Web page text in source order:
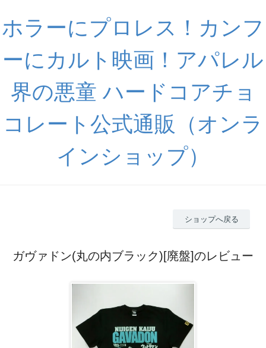
ホラーにプロレス！カンフ
ーにカルト映画！アパレル
界の悪童 ハードコアチョ
コレート公式通販（オンラ
インショップ）
ショップへ戻る
ガヴァドン(丸の内ブラック)[廃盤]のレビュー